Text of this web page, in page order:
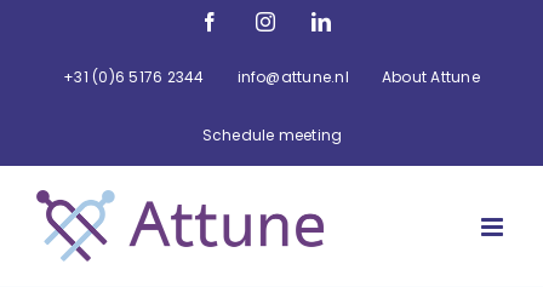
FacebookInstagramLinkedIn
+31 (0)6 5176 2344 info@attune.nl About Attune
Schedule meeting